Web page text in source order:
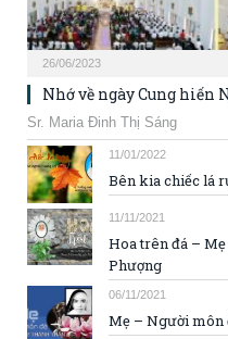
26/06/2023
Nhớ về ngày Cung hiến
Sr. Maria Đinh Thị Sáng
11/01/2022
Bên kia chiếc lá
11/11/2021
Hoa trên đá –
Phượng
06/11/2021
Mẹ – Người môn